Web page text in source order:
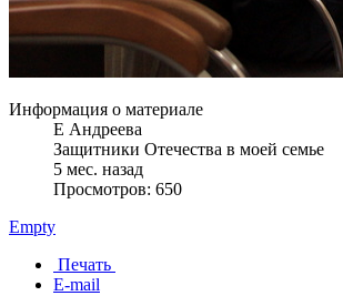
Информация о материале
Е Андреева
Защитники Отечества в моей семье
5 мес. назад
Просмотров: 650
Empty
Печать
E-mail